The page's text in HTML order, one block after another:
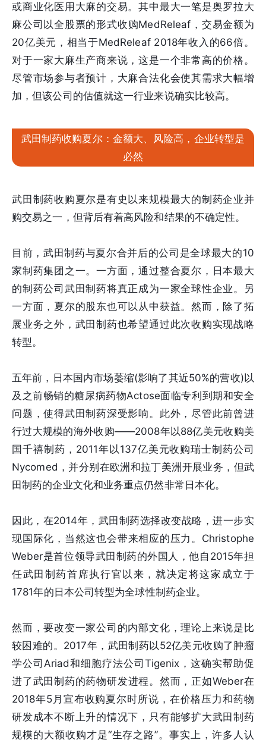
或商业化医用大麻的交易。其中最大一笔是奥罗拉大
麻公司以全股票的形式收购MedReleaf，交易金额为
20亿美元，相当于MedReleaf 2018年收入的66倍。
对于一家大麻生产商来说，这是一个非常高的价格。
尽管市场参与者预计，大麻合法化会使其需求大幅增
加，但该公司的估值就这一行业来说确实比较高。
武田制药收购夏尔：金额大、风险高，企业转型是
必然
武田制药收购夏尔是有史以来规模最大的制药企业并
购交易之一，但背后有着高风险和结果的不确定性。
目前，武田制药与夏尔合并后的公司是全球最大的10
家制药集团之一。一方面，通过整合夏尔，日本最大
的制药公司武田制药将真正成为一家全球性企业。另
一方面，夏尔的股东也可以从中获益。然而，除了拓
展业务之外，武田制药也希望通过此次收购实现战略
转型。
五年前，日本国内市场萎缩(影响了其近50%的营收)以
及之前畅销的糖尿病药物Actose面临专利到期和安全
问题，使得武田制药深受影响。此外，尽管此前曾进
行过大规模的海外收购——2008年以88亿美元收购美
国千禧制药，2011年以137亿美元收购瑞士制药公司
Nycomed，并分别在欧洲和拉丁美洲开展业务，但武
田制药的企业文化和业务重点仍然非常日本化。
因此，在2014年，武田制药选择改变战略，进一步实
现国际化，当然这也会带来相应的压力。Christophe
Weber是首位领导武田制药的外国人，他自2015年担
任武田制药首席执行官以来，就决定将这家成立于
1781年的日本公司转型为全球性制药企业。
然而，要改变一家公司的内部文化，理论上来说是比
较困难的。2017年，武田制药以52亿美元收购了肿瘤
学公司Ariad和细胞疗法公司Tigenix，这确实帮助促
进了武田制药的药物研发进程。然而，正如Weber在
2018年5月宣布收购夏尔时所说，在价格压力和药物
研发成本不断上升的情况下，只有能够扩大武田制药
规模的大额收购才是“生存之路”。事实上，许多人认